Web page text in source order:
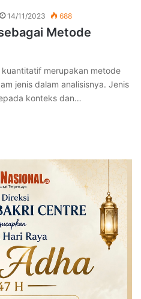
14/11/2023 688
Metode
merupakan metode
jenis dalam analisisnya. Jenis
konteks dan…